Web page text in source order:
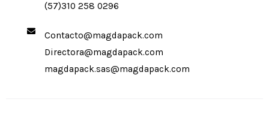
(57)310 258 0296
Contacto@magdapack.com
Directora@magdapack.com
magdapack.sas@magdapack.com